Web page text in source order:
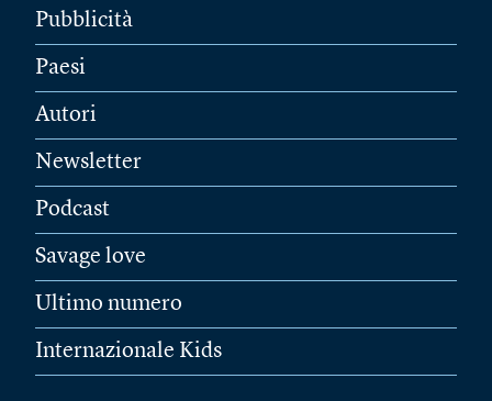
Pubblicità
Paesi
Autori
Newsletter
Podcast
Savage love
Ultimo numero
Internazionale Kids